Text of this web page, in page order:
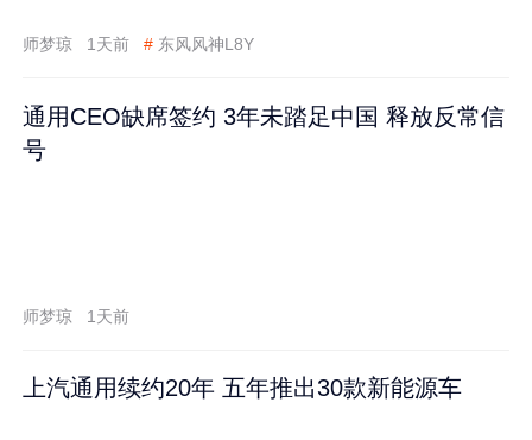
师梦琼 1天前 # 东风风神L8Y
通用CEO缺席签约 3年未踏足中国 释放反常信
号
师梦琼 1天前
上汽通用续约20年 五年推出30款新能源车